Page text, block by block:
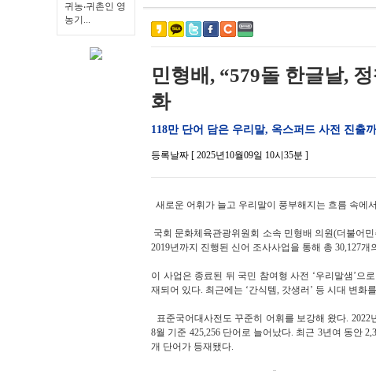
귀농‧귀촌인 영
농기...
민형배, “579돌 한글날,
화
118만 단어 담은 우리말, 옥스퍼드 사전 진출
등록날짜 [ 2025년10월09일 10시35분 ]
새로운 어휘가 늘고 우리말이 풍부해지는 흐름 속에
국회 문화체육관광위원회 소속 민형배 의원(더불어
2019년까지 진행된 신어 조사사업을 통해 총 30,127개
이 사업은 종료된 뒤 국민 참여형 사전 ‘우리말샘’으
재되어 있다. 최근에는 ‘간식템, 갓생러’ 등 시대 변화
표준국어대사전도 꾸준히 어휘를 보강해 왔다. 2022
8월 기준 425,256 단어로 늘어났다. 최근 3년여 동안
개 단어가 등재됐다.